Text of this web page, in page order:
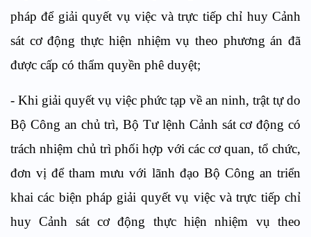
pháp để giải quyết vụ việc và trực tiếp chỉ huy Cảnh
sát cơ động thực hiện nhiệm vụ theo phương án đã
được cấp có thẩm quyền phê duyệt;
- Khi giải quyết vụ việc phức tạp về an ninh, trật tự do
Bộ Công an chủ trì, Bộ Tư lệnh Cảnh sát cơ động có
trách nhiệm chủ trì phối hợp với các cơ quan, tổ chức,
đơn vị đểtham mưu với lãnh đạo Bộ Công an triển
khai các biện pháp giải quyết vụ việc và trực tiếp chỉ
huy Cảnh sát cơ động thực hiện nhiệm vụ theo